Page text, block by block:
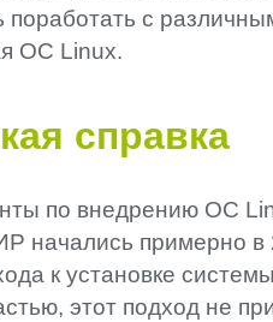
поработать с
ОС Linux.
справка
по внедрению ОС
начались примерно в
к установке
этот подход не